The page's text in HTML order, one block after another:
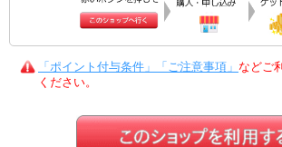
「ポイント付与条件」「ご注意事項」 などご
ください。